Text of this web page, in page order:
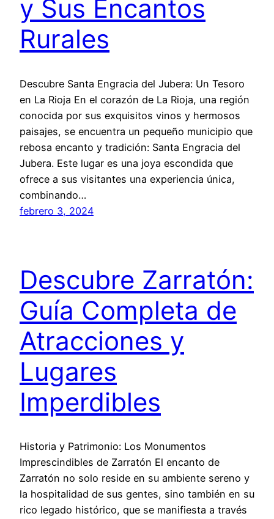
y Sus Encantos
Rurales
Descubre Santa Engracia del Jubera: Un Tesoro
en La Rioja En el corazón de La Rioja, una región
conocida por sus exquisitos vinos y hermosos
paisajes, se encuentra un pequeño municipio que
rebosa encanto y tradición: Santa Engracia del
Jubera. Este lugar es una joya escondida que
ofrece a sus visitantes una experiencia única,
combinando…
febrero 3, 2024
Descubre Zarratón:
Guía Completa de
Atracciones y
Lugares
Imperdibles
Historia y Patrimonio: Los Monumentos
Imprescindibles de Zarratón El encanto de
Zarratón no solo reside en su ambiente sereno y
la hospitalidad de sus gentes, sino también en su
rico legado histórico, que se manifiesta a través